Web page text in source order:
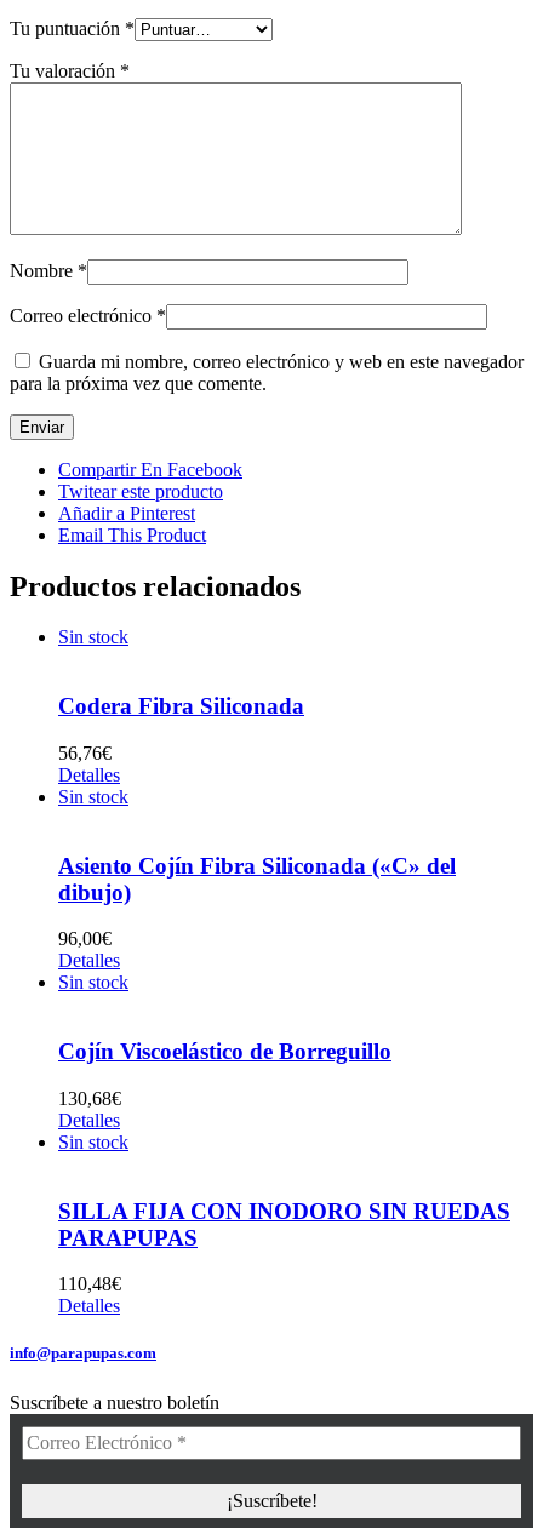
Tu puntuación *
Tu valoración *
Nombre *
Correo electrónico *
Guarda mi nombre, correo electrónico y web en este navegador
para la próxima vez que comente.
Compartir En Facebook
Twitear este producto
Añadir a Pinterest
Email This Product
Productos relacionados
Sin stock
Codera Fibra Siliconada
56,76€
Detalles
Sin stock
Asiento Cojín Fibra Siliconada («C» del
dibujo)
96,00€
Detalles
Sin stock
Cojín Viscoelástico de Borreguillo
130,68€
Detalles
Sin stock
SILLA FIJA CON INODORO SIN RUEDAS
PARAPUPAS
110,48€
Detalles
info@parapupas.com
Suscríbete a nuestro boletín